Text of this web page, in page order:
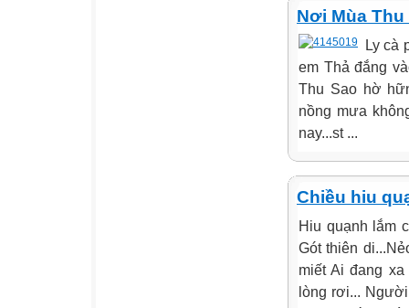
Nơi Mùa
Ly cà
em Thả đắng
Thu Sao hờ
nồng mưa
nay...st ...
Chiều hiu
Hiu quạnh lắm
Gót thiên
miết Ai đang
lòng rơi...